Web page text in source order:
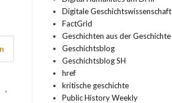
,
Digitale Geschichtswissenschaft
FactGrid
Geschichten aus der Geschichte
Geschichtsblog
Geschichtsblog SH
href
kritische geschichte
Public History Weekly